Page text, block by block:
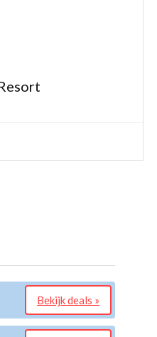
Bekijk deals »